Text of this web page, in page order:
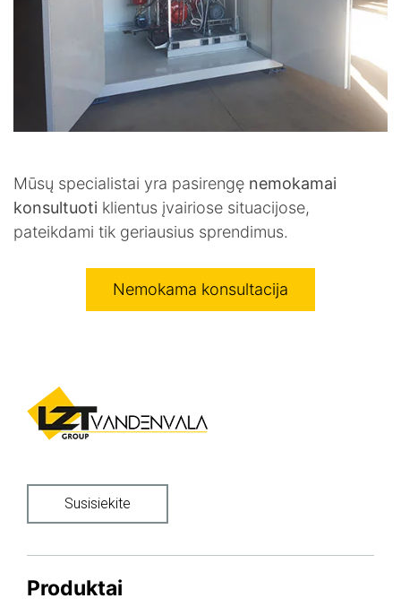
Mūsų specialistai yra pasirengę nemokamai
konsultuoti klientus įvairiose situacijose,
pateikdami tik geriausius sprendimus.
Nemokama konsultacija
Susisiekite
Produktai